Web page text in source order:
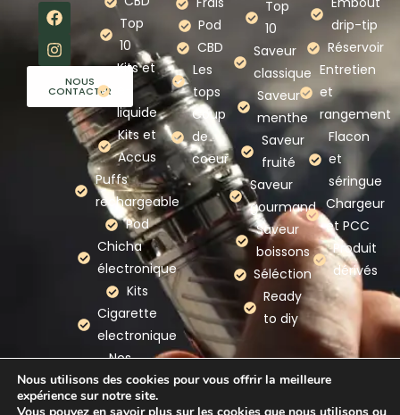
NOUS
CONTACTER
Top
10
Kits et
liquide
Kits et
Accus
Puffs
rechargeable
Pod
Chicha
électronique
Kits
Cigarette
electronique
Nos
marques
Pod
CBD
Les
tops
Coup
de
coeur
Top
10
Saveur
classique
Saveur
menthe
Saveur
fruité
Saveur
gourmand
Saveur
boissons
Séléction
Ready
to diy
drip-tip
Réservoir
Entretien
et
rangement
Flacon
et
séringue
Chargeur
et PCC
Produit
dérivés
Nous utilisons des cookies pour vous offrir la meilleure
expérience sur notre site.